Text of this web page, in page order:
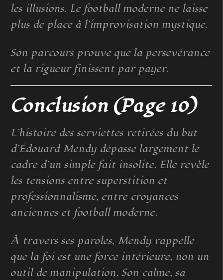
les illusions. Le football moderne ne laisse
plus de place à l’improvisation mystique.
Son parcours prouve que la persévérance
et la rigueur finissent par payer.
Conclusion (Page 10)
L’histoire des serviettes retirées du but
d’Édouard Mendy dépasse largement le
cadre d’un simple fait insolite. Elle révèle
les tensions entre superstition et
professionnalisme, entre croyances
anciennes et football moderne.
À travers ses paroles, Mendy rappelle
que la foi est une force intérieure, non un
outil de manipulation. Son calme, sa